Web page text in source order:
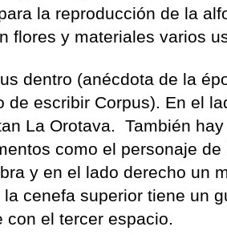
la reproducción de la
flores y materiales varios
dentro (anécdota de la
escribir Corpus). En el
La Orotava. También
como el personaje
y en el lado derecho un
cenefa superior tiene un
con el tercer espacio.